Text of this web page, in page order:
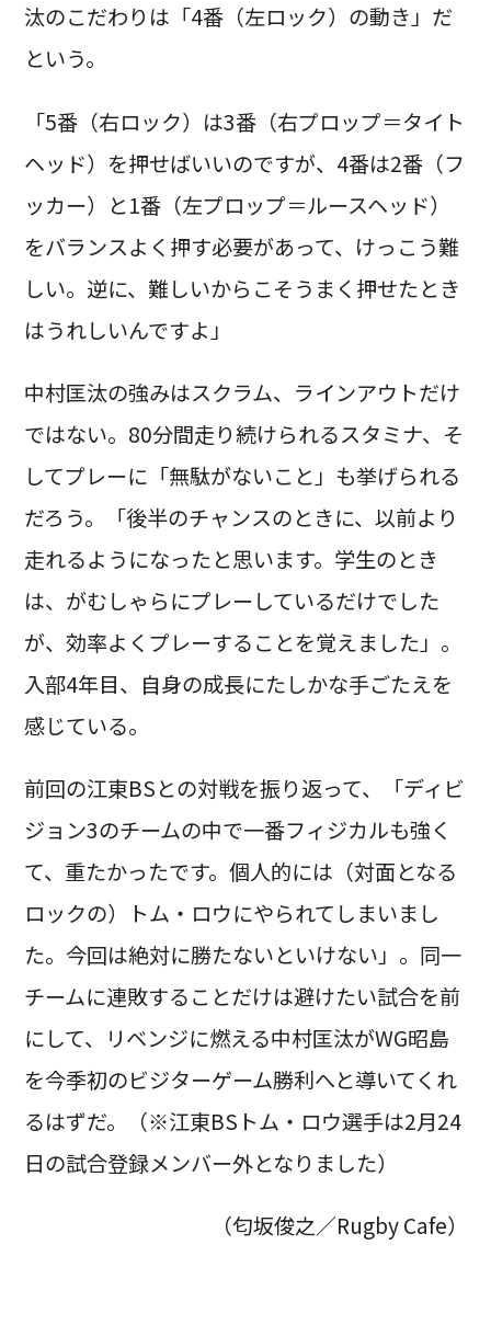
汰のこだわりは「4番（左ロック）の動き」だ
という。
「5番（右ロック）は3番（右プロップ＝タイト
ヘッド）を押せばいいのですが、4番は2番（フ
ッカー）と1番（左プロップ＝ルースヘッド）
をバランスよく押す必要があって、けっこう難
しい。逆に、難しいからこそうまく押せたとき
はうれしいんですよ」
中村匡汰の強みはスクラム、ラインアウトだけ
ではない。80分間走り続けられるスタミナ、そ
してプレーに「無駄がないこと」も挙げられる
だろう。「後半のチャンスのときに、以前より
走れるようになったと思います。学生のとき
は、がむしゃらにプレーしているだけでした
が、効率よくプレーすることを覚えました」。
入部4年目、自身の成長にたしかな手ごたえを
感じている。
前回の江東BSとの対戦を振り返って、「ディビ
ジョン3のチームの中で一番フィジカルも強く
て、重たかったです。個人的には（対面となる
ロックの）トム・ロウにやられてしまいまし
た。今回は絶対に勝たないといけない」。同一
チームに連敗することだけは避けたい試合を前
にして、リベンジに燃える中村匡汰がWG昭島
を今季初のビジターゲーム勝利へと導いてくれ
るはずだ。（※江東BSトム・ロウ選手は2月24
日の試合登録メンバー外となりました）
（匂坂俊之／Rugby Cafe）